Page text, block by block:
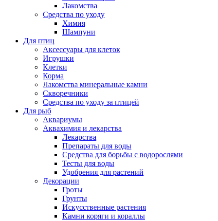
Лакомства
Средства по уходу
Химия
Шампуни
Для птиц
Аксессуары для клеток
Игрушки
Клетки
Корма
Лакомства минеральные камни
Скворечники
Средства по уходу за птицей
Для рыб
Аквариумы
Аквахимия и лекарства
Лекарства
Препараты для воды
Средства для борьбы с водорослями
Тесты для воды
Удобрения для растений
Декорации
Гроты
Грунты
Искусственные растения
Камни коряги и кораллы